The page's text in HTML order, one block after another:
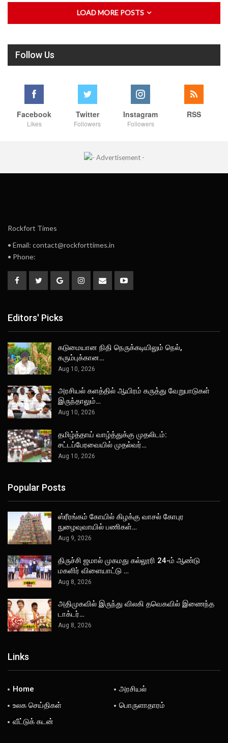
LOAD MORE POSTS
Follow Us
Facebook
Likes
Twitter
Followers
Instagram
Followers
RSS
Rockfort Times
• Email: contact@rockforttimes.in
• Phone:
Editors' Picks
கடுமையான நிதி நெருக்கடியிலும் நெல்,
கரும்புக்கான…
Aug 10, 2026
அரசியல் களத்தில் ஆயிரம் கருத்து வேறுபாடுகள்
இருந்தாலும்…
Aug 10, 2026
தமிழ்த்தாய் வாழ்த்துக்கு முதலிடம்:
சட்டப்பேரவையில் முதல்வர்…
Aug 10, 2026
Popular Posts
ஸ்ரீரங்கம் கோயில் கிழக்கு வாசல் கோபுர
நுழைவுவாயில் பணிகள்…
Aug 9, 2026
திருச்சி ஜமால் முகமது கல்லூரி 24-ம் ஆண்டு
மகளிர் விளையாட்டு …
Aug 8, 2026
அதிமுகவில் இருந்து விலகி தவெகவில் இணைந்த
டாக்டர்…
Aug 8, 2026
Links
Home
அரசியல்
உலக செய்திகள்
பொருளாதாரம்
வீட்டுக் கடன்